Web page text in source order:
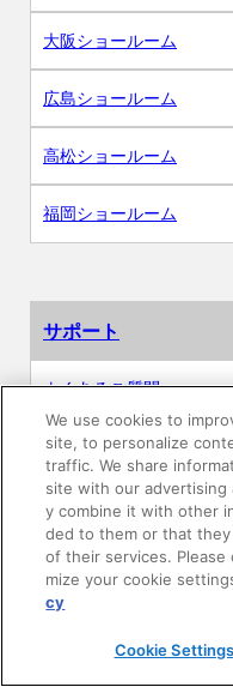
大阪ショールーム
広島ショールーム
高松ショールーム
福岡ショールーム
サポート
よくあるご質問
カタログ閲覧・資料請求
各種データダウンロード
WEB見積・各種シミュ
交換用部品の購入
We use cookies to
site, to personalize
traffic. We share
site with our advertising
y combine it with other
ded to them or that
of their services.
mize your cookie
cy
Cookie Settings